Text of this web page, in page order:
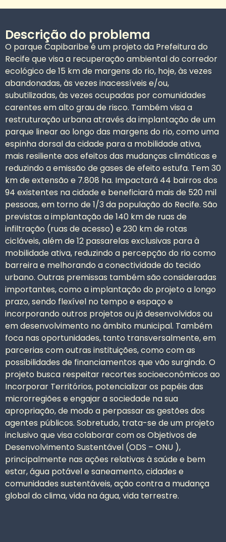
Descrição do problema
O parque Capibaribe é um projeto da Prefeitura do
Recife que visa a recuperação ambiental do corredor
ecológico de 15 km de margens do rio, hoje, às vezes
abandonadas, às vezes inacessíveis e/ou,
subutilizadas, às vezes ocupadas por comunidades
carentes em alto grau de risco. Também visa a
restruturação urbana através da implantação de um
parque linear ao longo das margens do rio, como uma
espinha dorsal da cidade para a mobilidade ativa,
mais resiliente aos efeitos das mudanças climáticas e
reduzindo a emissão de gases de efeito estufa. Tem 30
km de extensão e 7.808 ha. Impactará 44 bairros dos
94 existentes na cidade e beneficiará mais de 520 mil
pessoas, em torno de 1/3 da população do Recife. São
previstas a implantação de 140 km de ruas de
infiltração (ruas de acesso) e 230 km de rotas
cicláveis, além de 12 passarelas exclusivas para à
mobilidade ativa, reduzindo a percepção do rio como
barreira e melhorando a conectividade do tecido
urbano. Outras premissas também são consideradas
importantes, como a implantação do projeto a longo
prazo, sendo flexível no tempo e espaço e
incorporando outros projetos ou já desenvolvidos ou
em desenvolvimento no âmbito municipal. Também
foca nas oportunidades, tanto transversalmente, em
parcerias com outras instituições, como com as
possibilidades de financiamentos que vão surgindo. O
projeto busca respeitar recortes socioeconômicos ao
Incorporar Territórios, potencializar os papéis das
microrregiões e engajar a sociedade na sua
apropriação, de modo a perpassar as gestões dos
agentes públicos. Sobretudo, trata-se de um projeto
inclusivo que visa colaborar com os Objetivos de
Desenvolvimento Sustentável (ODS – ONU ),
principalmente nas ações relativas à saúde e bem
estar, água potável e saneamento, cidades e
comunidades sustentáveis, ação contra a mudança
global do clima, vida na água, vida terrestre.